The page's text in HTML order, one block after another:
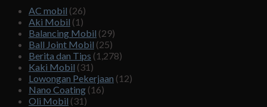
AC mobil (26)
Aki Mobil (1)
Balancing Mobil (29)
Ball Joint Mobil (25)
Berita dan Tips (1,278)
Kaki Mobil (31)
Lowongan Pekerjaan (12)
Nano Coating (16)
Oli Mobil (31)